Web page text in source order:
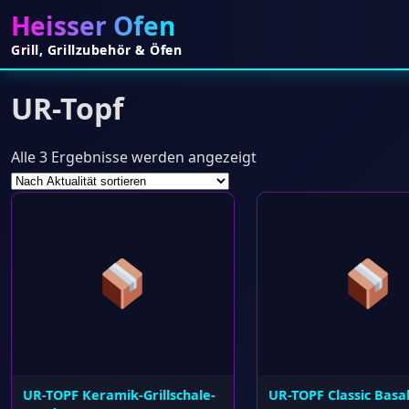
Heisser Ofen
Grill, Grillzubehör & Öfen
UR-Topf
Alle 3 Ergebnisse werden angezeigtNach
sortiert
UR-TOPF Keramik-Grillschale-
UR-TOPF Classic